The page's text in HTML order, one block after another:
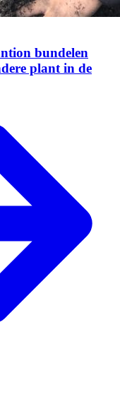
bundelen
plant in de